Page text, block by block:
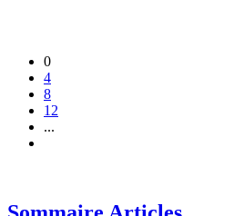
0
4
8
12
...